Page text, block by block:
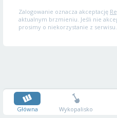
Zalogowanie oznacza akceptację
aktualnym brzmieniu. Jeśli nie
prosimy o niekorzystanie z serwisu.
Główna Wykopalisko